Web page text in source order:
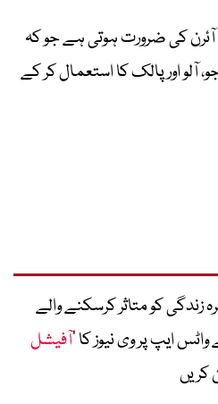
کو روزانہ 18 گرام آئرن کی ضرورت ہوتی ہے جو کہ
آلو اور پالک کا استعمال کر کے
زندگی کو متاثر کرسکنے والے
ایپ پر وی نیوز کا ’آفیشل
کریں